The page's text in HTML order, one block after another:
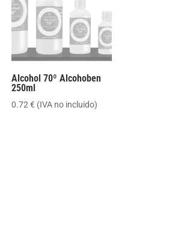
Alcohol 70º Alcohoben
250ml
0.72 € (IVA no incluido)